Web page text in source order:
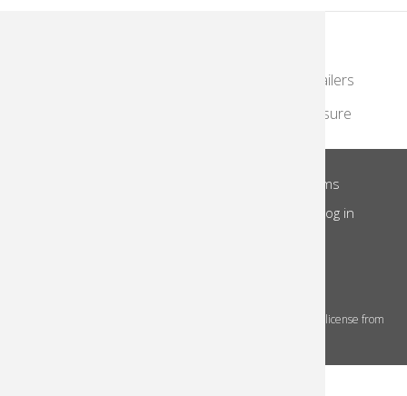
Retailers
Travel & Leisure
Site Terms
Log in
The Kodak trademarks and Kodak trade dress are used under license from